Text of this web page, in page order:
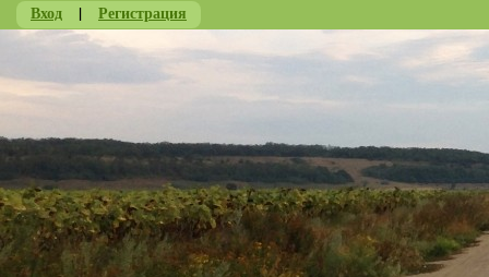
Вход | Регистрация